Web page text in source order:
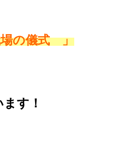
の儀式 」
す！